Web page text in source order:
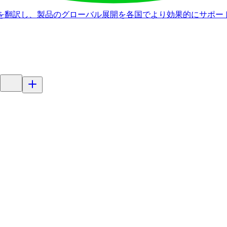
訳し、製品のグローバル展開を各国でより効果的にサポー